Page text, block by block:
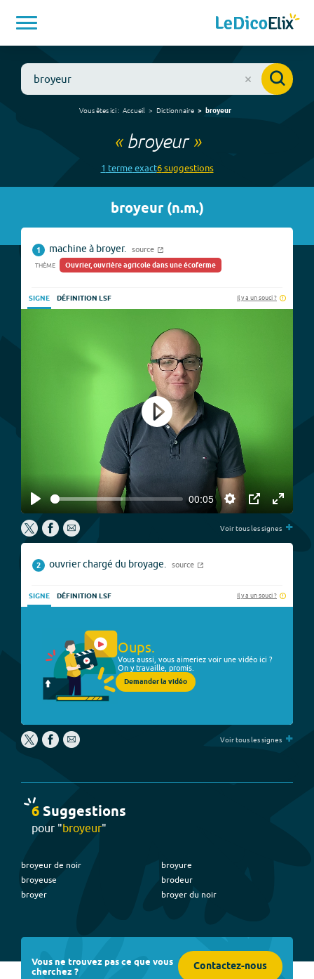
Vous êtes ici : Accueil Dictionnaire broyeur
« broyeur»
1 termeexact6suggestions
broyeur(n.m.)
1 machine à broyer. source
THÈME Ouvrier, ouvrière agricole dans une écoferme
SIGNE DÉFINITION LSF Il y a un souci ?
Play
00:05
Settings
PIP
Enter
Play
Voir tous les signes +
2 ouvrier chargé du broyage. source
SIGNE DÉFINITION LSF Il y a un souci ?
Oups.
Vous aussi, vous aimeriez voir une vidéo ici ?
On y travaille, promis.
Demander la vidéo
Voir tous les signes +
6Suggestions
pour "broyeur"
broyeur de noir
broyeuse
broyer
broyure
brodeur
broyer du noir
Vous ne trouvez pas ce que vous
cherchez ? Contactez-nous